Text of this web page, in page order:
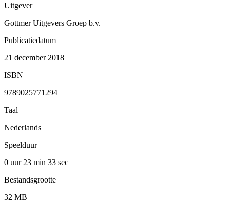
Uitgever
Gottmer Uitgevers Groep b.v.
Publicatiedatum
21 december 2018
ISBN
9789025771294
Taal
Nederlands
Speelduur
0 uur 23 min 33 sec
Bestandsgrootte
32 MB